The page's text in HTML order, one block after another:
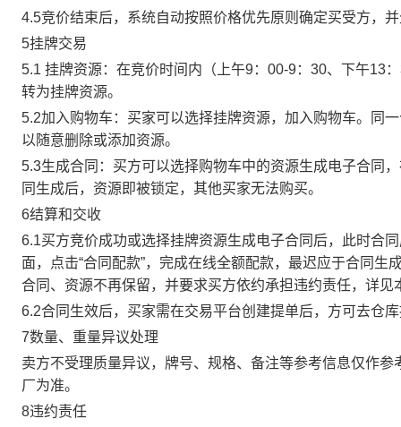
4.5竞价结束后，系统自动按照价格优先原则确定买受方，
5挂牌交易
5.1 挂牌资源：在竞价时间内（上午9：00-9：30、下午13
转为挂牌资源。
5.2加入购物车：买家可以选择挂牌资源，加入购物车。同
以随意删除或添加资源。
5.3生成合同：买方可以选择购物车中的资源生成电子合同
同生成后，资源即被锁定，其他买家无法购买。
6结算和交收
6.1买方竞价成功或选择挂牌资源生成电子合同后，此时合
面，点击“合同配款”，完成在线全额配款，最迟应于合同
合同、资源不再保留，并要求买方依约承担违约责任，详见
6.2合同生效后，买家需在交易平台创建提单后，方可去仓
7数量、重量异议处理
卖方不受理质量异议，牌号、规格、备注等参考信息仅作
厂为准。
8违约责任